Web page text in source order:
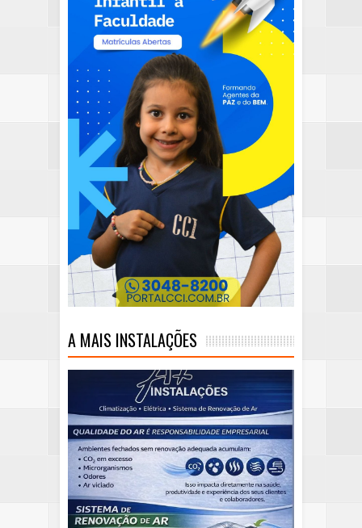
A MAIS INSTALAÇÕES